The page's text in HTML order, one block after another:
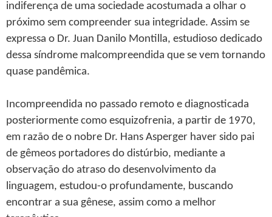
indiferença de uma sociedade acostumada a olhar o
próximo sem compreender sua integridade. Assim se
expressa o Dr. Juan Danilo Montilla, estudioso dedicado
dessa síndrome malcompreendida que se vem tornando
quase pandêmica.
Incompreendida no passado remoto e diagnosticada
posteriormente como esquizofrenia, a partir de 1970,
em razão de o nobre Dr. Hans Asperger haver sido pai
de gêmeos portadores do distúrbio, mediante a
observação do atraso do desenvolvimento da
linguagem, estudou-o profundamente, buscando
encontrar a sua gênese, assim como a melhor